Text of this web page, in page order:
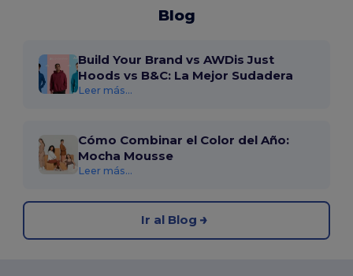
Blog
Build Your Brand vs AWDis Just
Hoods vs B&C: La Mejor Sudadera
Leer más...
Cómo Combinar el Color del Año:
Mocha Mousse
Leer más...
Ir al Blog